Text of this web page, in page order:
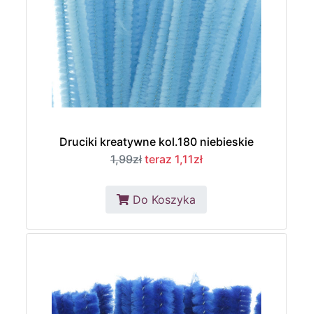
Druciki kreatywne kol.180 niebieskie
1,99zł teraz 1,11zł
Do Koszyka